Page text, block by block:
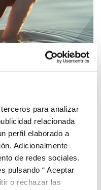
para analizar
relacionada
perfil elaborado a
Adicionalmente
de redes sociales.
pulsando “ Aceptar
o rechazar las